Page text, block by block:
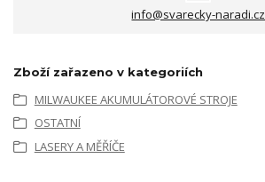
info@svarecky-naradi.cz
Zboží zařazeno v kategoriích
MILWAUKEE AKUMULÁTOROVÉ STROJE
OSTATNÍ
LASERY A MĚŘÍČE